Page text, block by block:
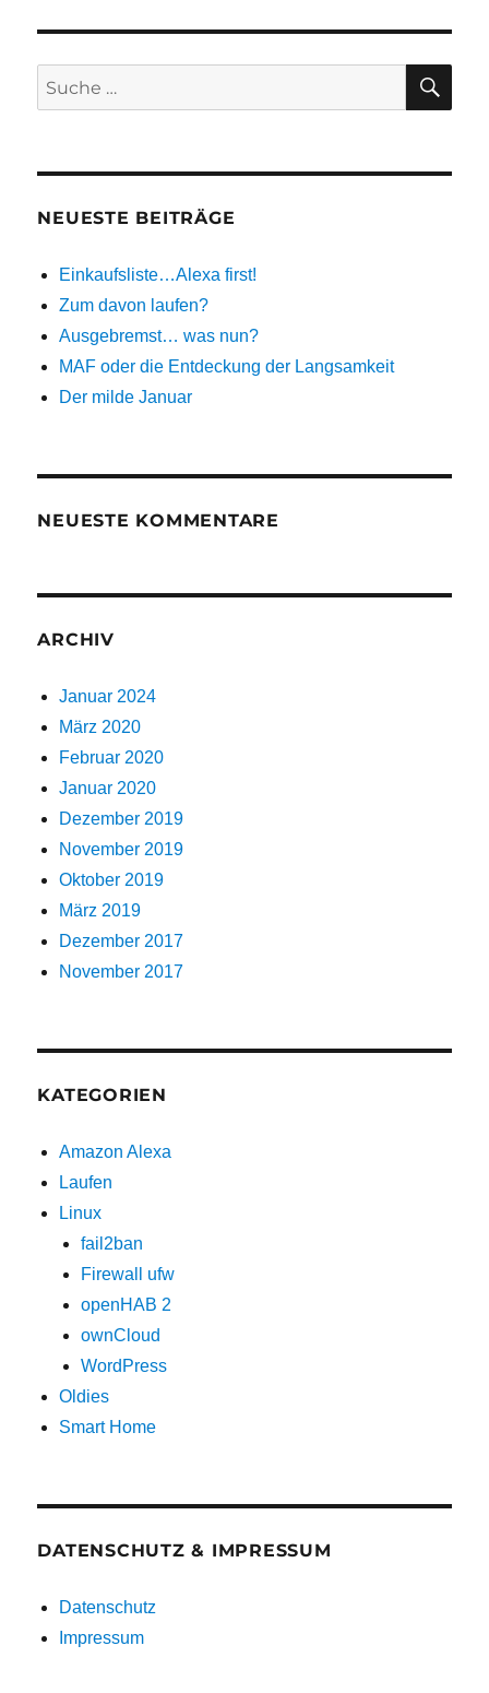
nicht,
sagt
euch
Suche
nach:
NEUESTE BEITRÄGE
Einkaufsliste…Alexa first!
Zum davon laufen?
Ausgebremst… was nun?
MAF oder die Entdeckung der Langsamkeit
Der milde Januar
NEUESTE KOMMENTARE
ARCHIV
Januar 2024
März 2020
Februar 2020
Januar 2020
Dezember 2019
November 2019
Oktober 2019
März 2019
Dezember 2017
November 2017
KATEGORIEN
Amazon Alexa
Laufen
Linux
fail2ban
Firewall ufw
openHAB 2
ownCloud
WordPress
Oldies
Smart Home
DATENSCHUTZ & IMPRESSUM
Datenschutz
Impressum